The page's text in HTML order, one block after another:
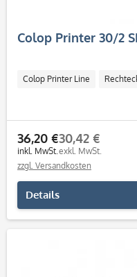
Colop Printer 30/2
Colop Printer Line
36,20 €
inkl. MwSt.
30,42 €
exkl. MwSt.
zzgl. Versandkosten
Details